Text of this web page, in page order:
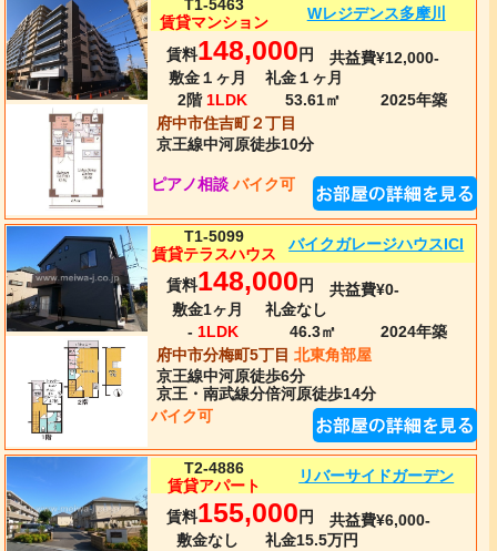
T1-5463
賃貸マンション
Wレジデンス多摩川
賃料148,000 円
共益費¥12,000-
敷金１ヶ月
礼金１ヶ月
2階 1LDK 53.61㎡ 2025年築
府中市住吉町２丁目
京王線中河原徒歩10分
ピアノ相談 バイク可
T1-5099
賃貸テラスハウス
バイクガレージハウスICI
賃料148,000 円
共益費¥0-
敷金1ヶ月
礼金なし
- 1LDK 46.3㎡ 2024年築
府中市分梅町5丁目 北東角部屋
京王線中河原徒歩6分
京王・南武線分倍河原徒歩14分
バイク可
T2-4886
賃貸アパート
リバーサイドガーデン
賃料155,000 円
共益費¥6,000-
敷金なし
礼金15.5万円